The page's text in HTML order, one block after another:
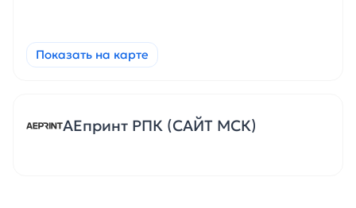
Показать на карте
АЕпринт РПК (САЙТ МСК)